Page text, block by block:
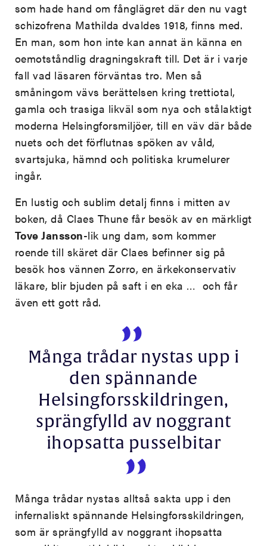
som hade hand om fånglägret där den nu vagt
schizofrena Mathilda dvaldes 1918, finns med.
En man, som hon inte kan annat än känna en
oemotståndlig dragningskraft till. Det är i varje
fall vad läsaren förväntas tro. Men så
småningom vävs berättelsen kring trettiotal,
gamla och trasiga likväl som nya och stålaktigt
moderna Helsingforsmiljöer, till en väv där både
nuets och det förflutnas spöken av våld,
svartsjuka, hämnd och politiska krumelurer
ingår.
En lustig och sublim detalj finns i mitten av
boken, då Claes Thune får besök av en märkligt
Tove Jansson-lik ung dam, som kommer
roende till skäret där Claes befinner sig på
besök hos vännen Zorro, en ärkekonservativ
läkare, blir bjuden på saft i en eka … och får
även ett gott råd.
Många trådar nystas upp i
den spännande
Helsingforsskildringen,
sprängfylld av noggrant
ihopsatta pusselbitar
Många trådar nystas alltså sakta upp i den
infernaliskt spännande Helsingforsskildringen,
som är sprängfylld av noggrant ihopsatta